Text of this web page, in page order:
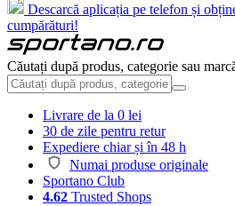
Descarcă aplicația pe telefon și
cumpărături!
Căutați după produs, categorie sau
Livrare de la 0 lei
30 de zile pentru retur
Expediere chiar și în 48 h
Numai produse originale
Sportano Club
4.62 Trusted Shops